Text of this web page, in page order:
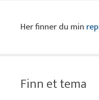
Her finner du min
Finn et tema